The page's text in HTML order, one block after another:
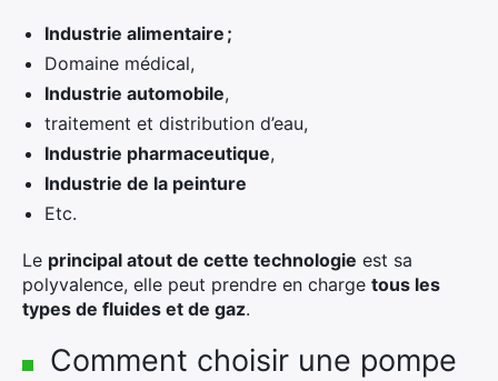
Industrie alimentaire ;
Domaine médical,
Industrie automobile,
traitement et distribution d’eau,
Industrie pharmaceutique,
Industrie de la peinture
Etc.
Le principal atout de cette technologie est sa
polyvalence, elle peut prendre en charge tous les
types de fluides et de gaz.
Comment choisir une pompe